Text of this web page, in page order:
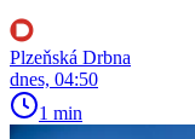
Plzeňská Drbna
dnes, 04:50
1 min